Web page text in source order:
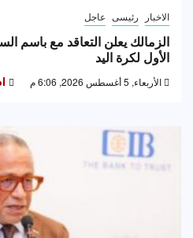
الاخبار رئيسى عاجل
الزمالك يعلن التعاقد مع باسم
الأول لكرة اليد
الأربعاء, 5 أغسطس 2026, 6:06 م